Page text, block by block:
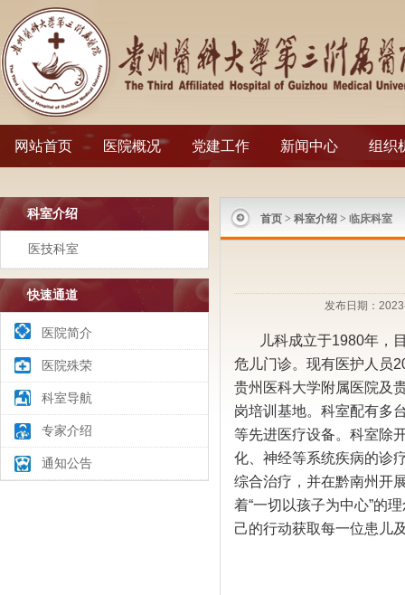
网站首页 医院概况 党建工作 新闻中心 组织
科室介绍
医技科室
快速通道
医院简介
医院殊荣
科室导航
专家介绍
通知公告
首页 > 科室介绍 > 临床科室
发布日期：
儿科成立于1980年，
危儿门诊。现有医护人员
贵州医科大学附属医院及
岗培训基地。科室配有多
等先进医疗设备。科室除
化、神经等系统疾病的诊
综合治疗，并在黔南州开
着“一切以孩子为中心”的
己的行动获取每一位患儿